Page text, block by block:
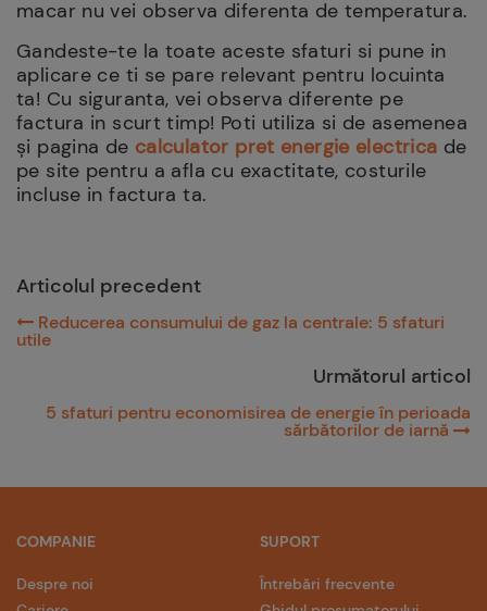
macar nu vei observa diferenta de temperatura.
Gandeste-te la toate aceste sfaturi si pune in
aplicare ce ti se pare relevant pentru locuinta
ta! Cu siguranta, vei observa diferente pe
factura in scurt timp! Poti utiliza si de asemenea
și pagina de calculator pret energie electrica de
pe site pentru a afla cu exactitate, costurile
incluse in factura ta.
Articolul precedent
Reducerea consumului de gaz la centrale: 5 sfaturi
utile
Următorul articol
5 sfaturi pentru economisirea de energie în perioada
sărbătorilor de iarnă
COMPANIE
Despre noi
SUPORT
Întrebări frecvente